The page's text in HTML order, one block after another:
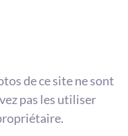
de ce site ne sont
pas les utiliser